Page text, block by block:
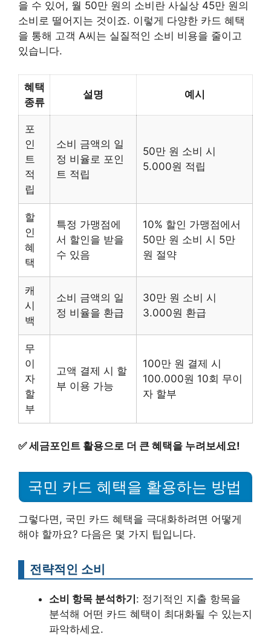
을 수 있어, 월 50만 원의 소비란 사실상 45만 원의
소비로 떨어지는 것이죠. 이렇게 다양한 카드 혜택
을 통해 고객 A씨는 실질적인 소비 비용을 줄이고
있습니다.
혜택
종류
설명 예시
포
인
트
적
립
소비 금액의 일
정 비율로 포인
트 적립
50만 원 소비 시
5.000원 적립
할
인
혜
택
특정 가맹점에
서 할인을 받을
수 있음
10% 할인 가맹점에서
50만 원 소비 시 5만
원 절약
캐
시
백
소비 금액의 일
정 비율을 환급
30만 원 소비 시
3.000원 환급
무
이
자
할
부
고액 결제 시 할
부 이용 가능
100만 원 결제 시
100.000원 10회 무이
자 할부
✅세금포인트 활용으로 더 큰 혜택을 누려보세요!
국민 카드 혜택을 활용하는 방법
그렇다면, 국민 카드 혜택을 극대화하려면 어떻게
해야 할까요? 다음은 몇 가지 팁입니다.
전략적인 소비
소비 항목 분석하기: 정기적인 지출 항목을
분석해 어떤 카드 혜택이 최대화될 수 있는지
파악하세요.